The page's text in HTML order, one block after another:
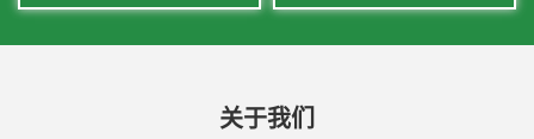
关于我们